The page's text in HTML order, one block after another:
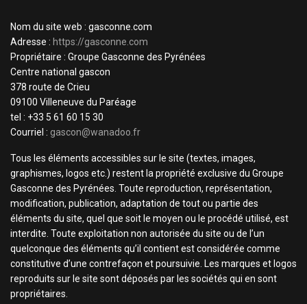
Nom du site web : gasconne.com
Adresse : https://gasconne.com
Propriétaire : Groupe Gasconne des Pyrénées
Centre national gascon
378 route de Crieu
09100 Villeneuve du Paréage
tel : +33 5 61 60 15 30
Courriel : gascon@wanadoo.fr
Tous les éléments accessibles sur le site (textes, images,
graphismes, logos etc.) restent la propriété exclusive du Groupe
Gasconne des Pyrénées. Toute reproduction, représentation,
modification, publication, adaptation de tout ou partie des
éléments du site, quel que soit le moyen ou le procédé utilisé, est
interdite. Toute exploitation non autorisée du site ou de l’un
quelconque des éléments qu’il contient est considérée comme
constitutive d’une contrefaçon et poursuivie. Les marques et logos
reproduits sur le site sont déposés par les sociétés qui en sont
propriétaires.